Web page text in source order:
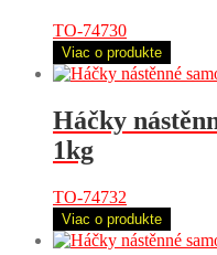
TO-74730
Viac o produkte
Háčky
1kg
TO-74732
Viac o produkte